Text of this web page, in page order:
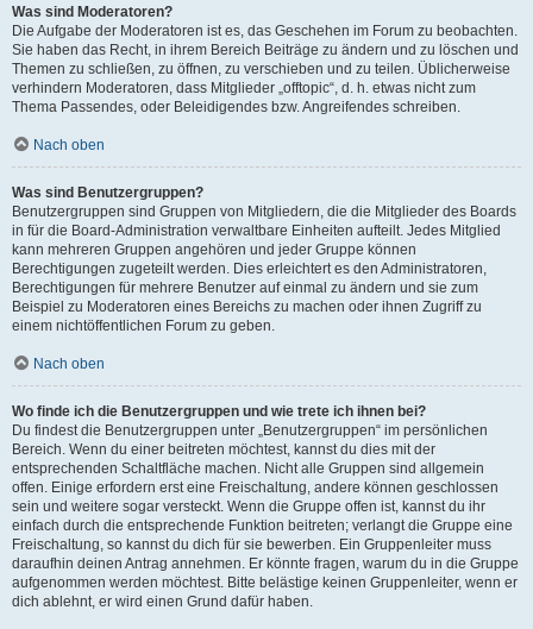
Was sind Moderatoren?
Die Aufgabe der Moderatoren ist es, das Geschehen im Forum zu beobachten.
Sie haben das Recht, in ihrem Bereich Beiträge zu ändern und zu löschen und
Themen zu schließen, zu öffnen, zu verschieben und zu teilen. Üblicherweise
verhindern Moderatoren, dass Mitglieder „offtopic“, d. h. etwas nicht zum
Thema Passendes, oder Beleidigendes bzw. Angreifendes schreiben.
Nach oben
Was sind Benutzergruppen?
Benutzergruppen sind Gruppen von Mitgliedern, die die Mitglieder des Boards
in für die Board-Administration verwaltbare Einheiten aufteilt. Jedes Mitglied
kann mehreren Gruppen angehören und jeder Gruppe können
Berechtigungen zugeteilt werden. Dies erleichtert es den Administratoren,
Berechtigungen für mehrere Benutzer auf einmal zu ändern und sie zum
Beispiel zu Moderatoren eines Bereichs zu machen oder ihnen Zugriff zu
einem nichtöffentlichen Forum zu geben.
Nach oben
Wo finde ich die Benutzergruppen und wie trete ich ihnen bei?
Du findest die Benutzergruppen unter „Benutzergruppen“ im persönlichen
Bereich. Wenn du einer beitreten möchtest, kannst du dies mit der
entsprechenden Schaltfläche machen. Nicht alle Gruppen sind allgemein
offen. Einige erfordern erst eine Freischaltung, andere können geschlossen
sein und weitere sogar versteckt. Wenn die Gruppe offen ist, kannst du ihr
einfach durch die entsprechende Funktion beitreten; verlangt die Gruppe eine
Freischaltung, so kannst du dich für sie bewerben. Ein Gruppenleiter muss
daraufhin deinen Antrag annehmen. Er könnte fragen, warum du in die Gruppe
aufgenommen werden möchtest. Bitte belästige keinen Gruppenleiter, wenn er
dich ablehnt, er wird einen Grund dafür haben.